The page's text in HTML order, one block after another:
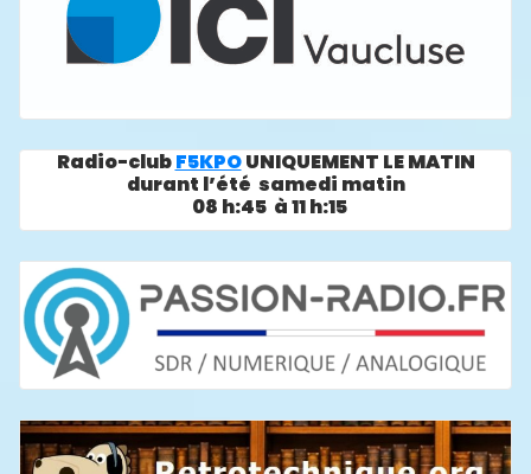
Radio-clubF5KPOUNIQUEMENT LE MATIN
durant l’été samedi matin
08 h:45 à 11 h:15